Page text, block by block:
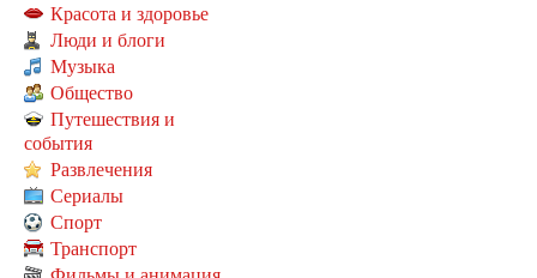
Красота и здоровье
Люди и блоги
Музыка
Общество
Путешествия и
события
Развлечения
Сериалы
Спорт
Транспорт